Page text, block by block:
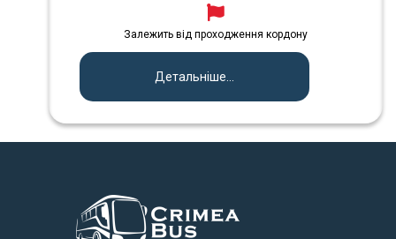
Залежить від проходження кордону
Детальніше...